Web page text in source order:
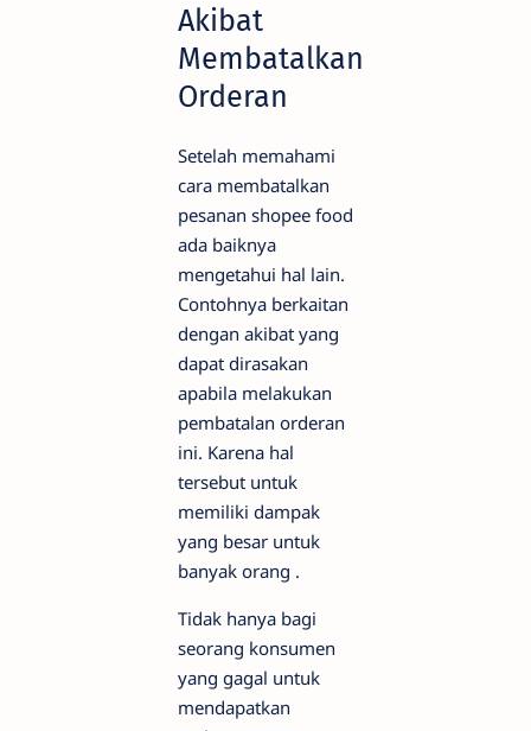
Akibat
Membatalkan
Orderan
Setelah memahami
cara membatalkan
pesanan shopee food
ada baiknya
mengetahui hal lain.
Contohnya berkaitan
dengan akibat yang
dapat dirasakan
apabila melakukan
pembatalan orderan
ini. Karena hal
tersebut untuk
memiliki dampak
yang besar untuk
banyak orang .
Tidak hanya bagi
seorang konsumen
yang gagal untuk
mendapatkan